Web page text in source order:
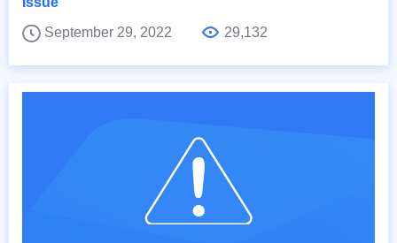
September 29, 2022
29,132